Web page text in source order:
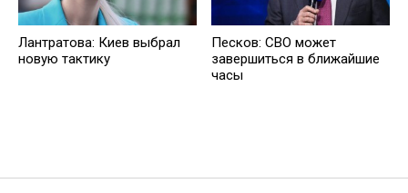
Лантратова: Киев выбрал
новую тактику
Песков: СВО может
завершиться в ближайшие
часы